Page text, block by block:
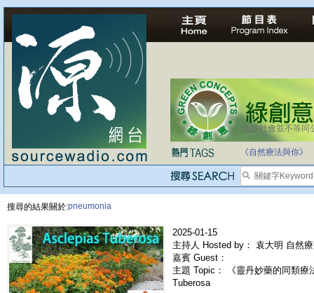
法治社會並不等同
自家教育合法化-
《自然療法與你》
搜尋的結果關於:pneumonia
2025-01-15
主持人 Hosted by： 袁大明 自然
嘉賓 Guest：
主題 Topic： 《靈丹妙藥的同類
Tuberosa